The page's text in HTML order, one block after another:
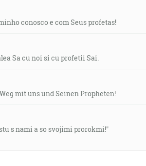
conosco e com Seus profetas!
Sa cu noi si cu profetii Sai.
mit uns und Seinen Propheten!
s nami a so svojimi prorokmi!"